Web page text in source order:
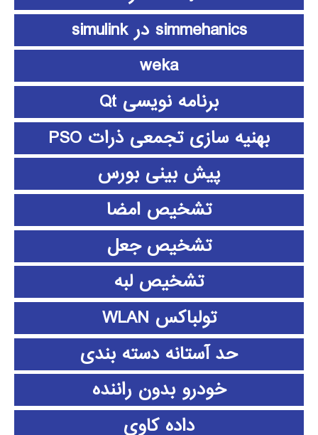
simmehanics در simulink
weka
برنامه نویسی Qt
بهنیه سازی تجمعی ذرات PSO
پیش بینی بورس
تشخیص امضا
تشخیص جعل
تشخیص لبه
تولباکس WLAN
حد آستانه دسته بندی
خودرو بدون راننده
داده كاوي